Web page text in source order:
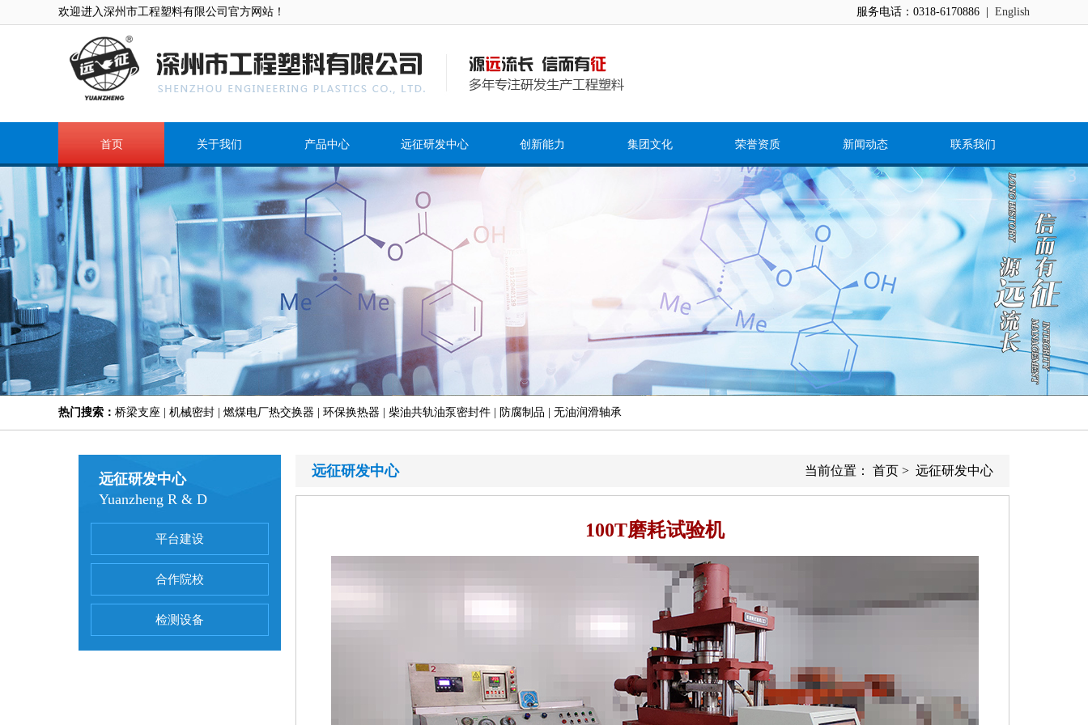
欢迎进入深州市工程塑料有限公司官方网站！ 服务电话：0318-6170886 | English
首页 关于我们 产品中心 远征研发中心 创新能力 集团文化 荣誉资质 新闻动态 联系我们
热门搜索： 桥梁支座 | 机械密封 | 燃煤电厂热交换器 | 环保换热器 | 柴油共轨油泵密封件 | 防腐制品 | 无油润滑轴承
远征研发中心
Yuanzheng R & D
平台建设
合作院校
检测设备
远征研发中心 当前位置： 首页 > 远征研发中心
100T磨耗试验机